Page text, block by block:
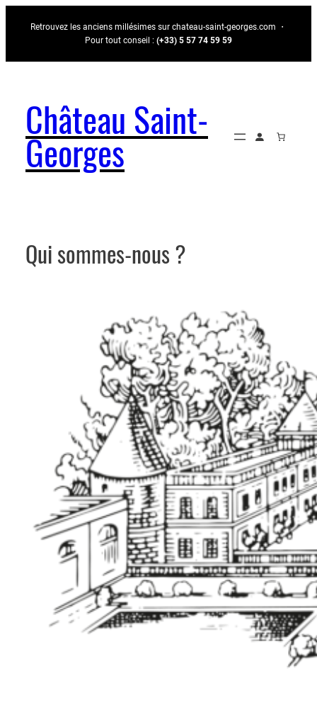
Retrouvez les anciens millésimes sur chateau-saint-georges.com ・
Pour tout conseil : (+33) 5 57 74 59 59
Château Saint-
Georges
Qui sommes-nous ?